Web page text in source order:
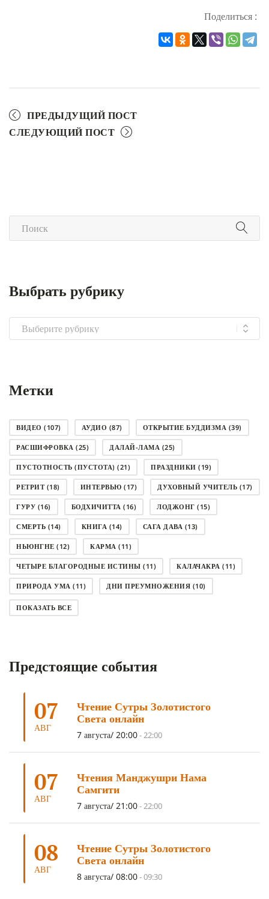
Поделиться :
ПРЕДЫДУЩИЙ ПОСТ
СЛЕДУЮЩИЙ ПОСТ
Выбрать рубрику
Выбрать
рубрику
Метки
ВИДЕО (107) АУДИО (87) ОТКРЫТИЕ БУДДИЗМА (39)
РАСШИФРОВКА (25) ДАЛАЙ-ЛАМА (25)
ПУСТОТНОСТЬ (ПУСТОТА) (21) ПРАЗДНИКИ (19)
РЕТРИТ(18) ИНТЕРВЬЮ (17) ДУХОВНЫЙ УЧИТЕЛЬ (17)
ГУРУ (16) БОДХИЧИТТА (16) ЛОДЖОНГ (15)
СМЕРТЬ (14) КНИГА (14) САГА ДАВА (13)
НЬЮНГНЕ (12) КАРМА (11)
ЧЕТЫРЕ БЛАГОРОДНЫЕ ИСТИНЫ (11) КАЛАЧАКРА (11)
ПРИРОДА УМА (11) ДНИ ПРЕУМНОЖЕНИЯ (10)
СОВЕТ(10)
АНАЛИТИЧЕСКАЯ МЕДИТАЦИЯ(7)
ТРИ ОСНОВЫ ПУТИ(5) ЛХАБАБ ДУЧЕН(5)
ОЧИСТИТЕЛЬНЫЕ ПРАКТИКИ(5)
УМ И ЕГО ПОТЕНЦИАЛ
ОТРЕЧЕНИЕ
ПОДНОШЕНИЯ (4) ВОСЕМЬ СТРОФ(4)
ГАНДЕН ЛХАГЬЯМА(3) РАВНОСТНОСТЬ
ШАМАТХА(3) НИРВАНА(3) СХЕМЫ ЛАМРИМА(3)
ТРЕНИРОВКА УМА МОНАШЕСТВО
ПРЕДВАРИТЕЛЬНЫЕ ПРАКТИКИ(3)
ЧОКОР ДЮЧЕН
ПОКАЗАТЬ ВСЕ
Предстоящие события
07
АВГ
Чтение Сутры Золотистого
Света онлайн
7 августа/ 20:00-22:00
07
АВГ
Чтения Манджушри Нама
Самгити
7 августа/ 21:00-22:00
08
АВГ
Чтение Сутры Золотистого
Света онлайн
8 августа/ 08:00-09:30